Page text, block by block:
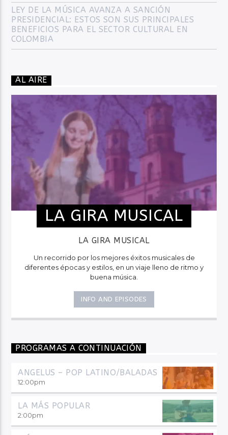
LEY DE LA MÚSICA AVANZA A SANCIÓN
PRESIDENCIAL: ESTOS SON SUS PRINCIPALES
BENEFICIOS PARA EL SECTOR CULTURAL EN
COLOMBIA
AL AIRE
LA GIRA MUSICAL
LA GIRA MUSICAL
Un recorrido por los mejores éxitos musicales de
diferentes épocas y estilos, en un viaje lleno de ritmo y
buena música.
INFO AND EPISODES
PROGRAMAS A CONTINUACIÓN
ANGELUS – POP LATINO/BALADAS
12:00pm
LA MÁS POPULAR
2:00pm